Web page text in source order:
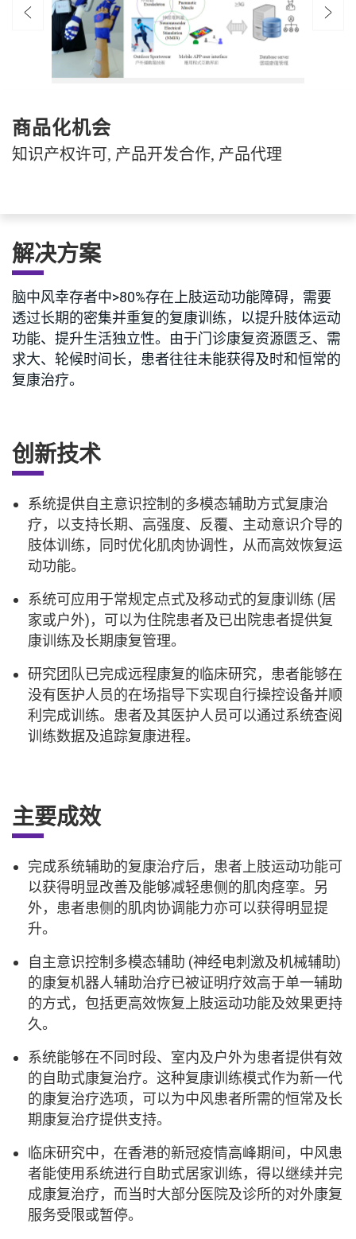
商品化机会
知识产权许可, 产品开发合作, 产品代理
解决方案
脑中风幸存者中>80%存在上肢运动功能障碍，需要
透过长期的密集并重复的复康训练，以提升肢体运动
功能、提升生活独立性。由于门诊康复资源匮乏、需
求大、轮候时间长，患者往往未能获得及时和恒常的
复康治疗。
创新技术
系统提供自主意识控制的多模态辅助方式复康治
疗，以支持长期、高强度、反覆、主动意识介导的
肢体训练，同时优化肌肉协调性，从而高效恢复运
动功能。
系统可应用于常规定点式及移动式的复康训练 (居
家或户外)，可以为住院患者及已出院患者提供复
康训练及长期康复管理。
研究团队已完成远程康复的临床研究，患者能够在
没有医护人员的在场指导下实现自行操控设备并顺
利完成训练。患者及其医护人员可以通过系统查阅
训练数据及追踪复康进程。
主要成效
完成系统辅助的复康治疗后，患者上肢运动功能可
以获得明显改善及能够减轻患侧的肌肉痉挛。另
外，患者患侧的肌肉协调能力亦可以获得明显提
升。
自主意识控制多模态辅助 (神经电刺激及机械辅助)
的康复机器人辅助治疗已被证明疗效高于单一辅助
的方式，包括更高效恢复上肢运动功能及效果更持
久。
系统能够在不同时段、室内及户外为患者提供有效
的自助式康复治疗。这种复康训练模式作为新一代
的康复治疗选项，可以为中风患者所需的恒常及长
期康复治疗提供支持。
临床研究中，在香港的新冠疫情高峰期间，中风患
者能使用系统进行自助式居家训练，得以继续并完
成康复治疗，而当时大部分医院及诊所的对外康复
服务受限或暂停。